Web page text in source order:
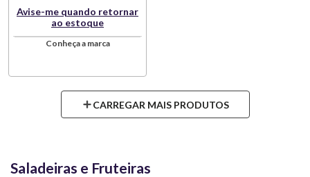
Avise-me quando retornar
ao estoque
Conheça a marca
Saladeiras e Fruteiras